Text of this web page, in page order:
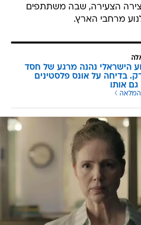
הצעירה, שבה משתתפים
מרחבי הארץ.
הישראלי נהנה מרגע של חסד
בדיחה על אונס פלסטינים
אותו